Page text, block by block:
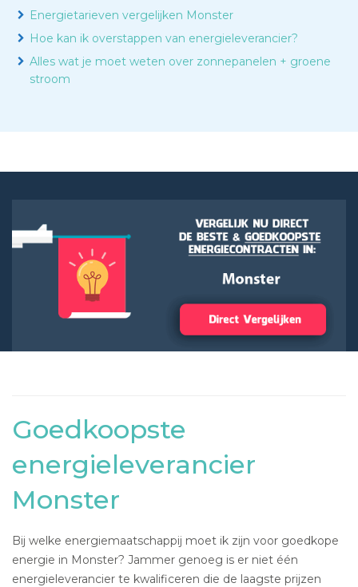
Energietarieven vergelijken Monster
Hoe kan ik overstappen van energieleverancier?
Alles wat je moet weten over zonnepanelen + groene
stroom
Goedkoopste
energieleverancier
Monster
Bij welke energiemaatschappij moet ik zijn voor goedkope
energie in Monster? Jammer genoeg is er niet één
energieleverancier te kwalificeren die de laagste prijzen